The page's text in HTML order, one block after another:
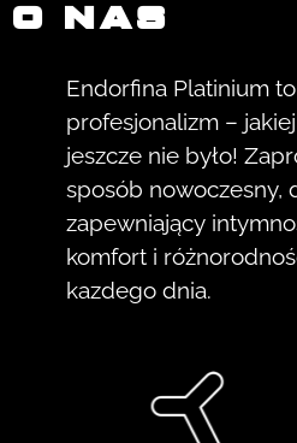
O NAS
Endorfina Platinium
profesjonalizm –
jeszcze nie było!
sposób nowoczesny,
zapewniający
komfort i
kazdego dnia.